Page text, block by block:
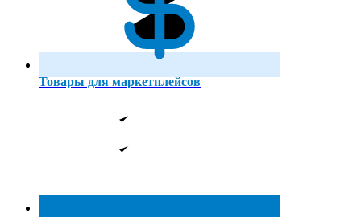
Товары для маркетплейсов